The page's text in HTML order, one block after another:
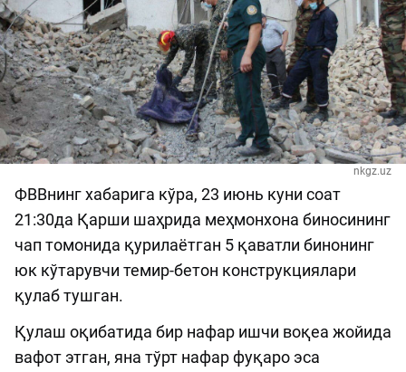
nkgz.uz
ФВВнинг хабарига кўра, 23 июнь куни соат
21:30да Қарши шаҳрида меҳмонхона биносининг
чап томонида қурилаётган 5 қаватли бинонинг
юк кўтарувчи темир-бетон конструкциялари
қулаб тушган.
Қулаш оқибатида бир нафар ишчи воқеа жойида
вафот этган, яна тўрт нафар фуқаро эса